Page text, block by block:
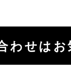
わせはお